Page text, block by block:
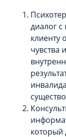
диалог
клиенту
чувства
который